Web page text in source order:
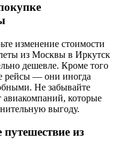
изменение стоимости
из Москвы в Иркутск
дешевле. Кроме того
рейсы — они иногда
Не забывайте
авиакомпаний, которые
выгоду.
из